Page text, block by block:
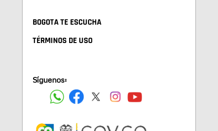
BOGOTA TE ESCUCHA
TÉRMINOS DE USO
Síguenos: